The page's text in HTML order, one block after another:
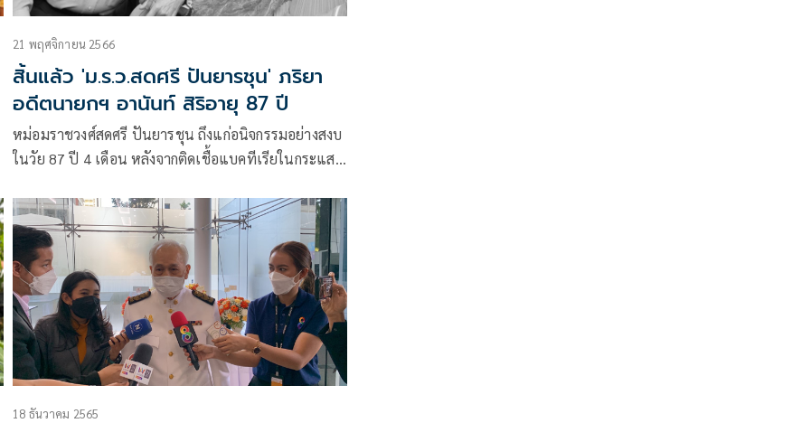
21 พฤศจิกายน 2566
สิ้นแล้ว 'ม.ร.ว.สดศรี ปันยารชุน' ภริยา
อดีตนายกฯ อานันท์ สิริอายุ 87 ปี
หม่อมราชวงศ์สดศรี ปันยารชุน ถึงแก่อนิจกรรมอย่างสงบ
ในวัย 87 ปี 4 เดือน หลังจากติดเชื้อแบคทีเรียในกระแส
โรงพยาบาลสมิติเวชสุขุมวิท ได้จากไปอย่างสงบ
18 ธันวาคม 2565